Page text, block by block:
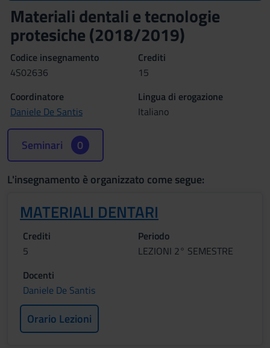
Materiali dentali e tecnologie
protesiche (2018/2019)
Codice insegnamento
4S02636
Crediti
15
Coordinatore
Daniele De Santis
Lingua di erogazione
Italiano
Seminari 0
L'insegnamento è organizzato come segue:
MATERIALI DENTARI
Crediti
5
Periodo
LEZIONI 2° SEMESTRE
Docenti
Daniele De Santis
Orario Lezioni